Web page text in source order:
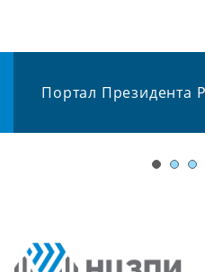
Портал Президента